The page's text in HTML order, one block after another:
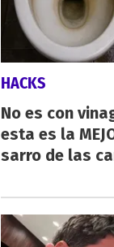
HACKS
No es con
esta es la
sarro de las